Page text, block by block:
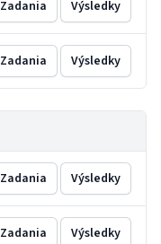
Zadania Výsledky
Zadania Výsledky
Zadania Výsledky
Zadania Výsledky